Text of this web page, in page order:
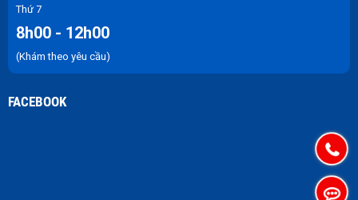
Thứ 7
8h00 - 12h00
(Khám theo yêu cầu)
FACEBOOK